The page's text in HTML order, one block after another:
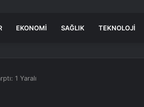
EKONOMI SAĞLIK TEKNOLOJI
1 Yaralı